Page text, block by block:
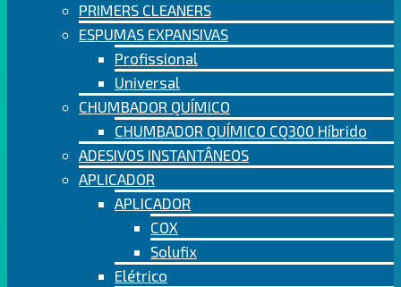
PRIMERS CLEANERS
ESPUMAS EXPANSIVAS
Profissional
Universal
CHUMBADOR QUÍMICO
CHUMBADOR QUÍMICO CQ300 Híbrido
ADESIVOS INSTANTÂNEOS
APLICADOR
APLICADOR
COX
Solufix
Elétrico